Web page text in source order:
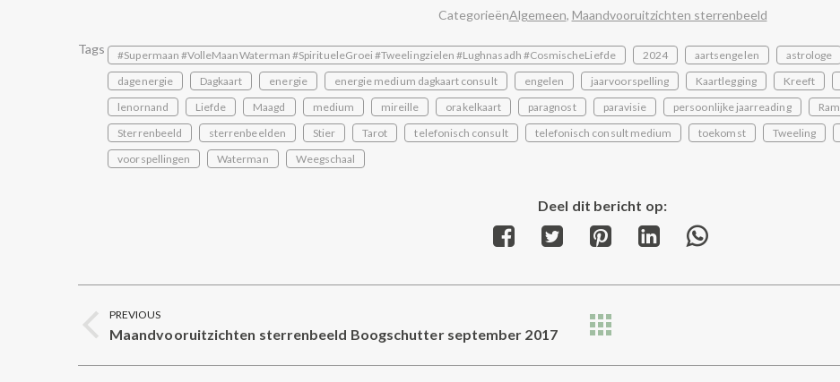
CategorieënAlgemeen, Maandvooruitzichten sterrenbeeld
Tags #Supermaan #VolleMaanWaterman #SpiritueleGroei #Tweelingzielen #Lughnasadh #CosmischeLiefde 2024 aartsengelen astrologe
dagenergie
Dagkaart energie energie medium dagkaart consult engelen jaarvoorspelling Kaartlegging Kreeft
lenornand
Liefde Maagd medium mireille orakelkaart paragnost paravisie persoonlijke jaarreading Ram
Sterrenbeeld
sterrenbeelden Stier Tarot telefonisch consult telefonisch consult medium toekomst Tweeling
voorspellingen
Waterman Weegschaal
Deel dit bericht op:
Share
Facebook
Share
Twitter
Share
Pinterest
Share
LinkedInWhatsApp
Post
navigation
PREVIOUS
Previous
post:
Maandvooruitzichten sterrenbeeld Boogschutter september 2017
post: